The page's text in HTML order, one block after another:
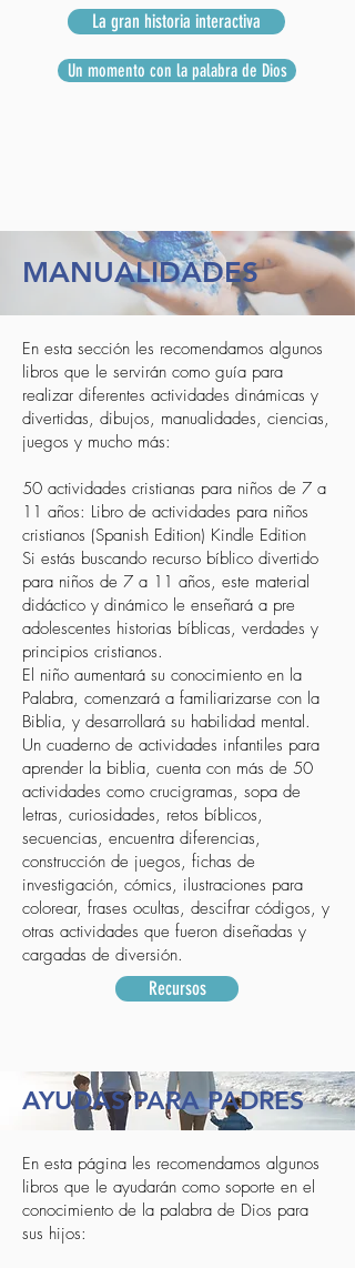
La gran historia interactiva
Un momento con la palabra de Dios
MANUALIDADES
En esta sección les recomendamos algunos
libros que le servirán como guía para
realizar diferentes actividades dinámicas y
divertidas, dibujos, manualidades, ciencias,
juegos y mucho más:
50 actividades cristianas para niños de 7 a
11 años: Libro de actividades para niños
cristianos (Spanish Edition) Kindle Edition
Si estás buscando recurso bíblico divertido
para niños de 7 a 11 años, este material
didáctico y dinámico le enseñará a pre
adolescentes historias bíblicas, verdades y
principios cristianos.
El niño aumentará su conocimiento en la
Palabra, comenzará a familiarizarse con la
Biblia, y desarrollará su habilidad mental.
Un cuaderno de actividades infantiles para
aprender la biblia, cuenta con más de 50
actividades como crucigramas, sopa de
letras, curiosidades, retos bíblicos,
secuencias, encuentra diferencias,
construcción de juegos, fichas de
investigación, cómics, ilustraciones para
colorear, frases ocultas, descifrar códigos, y
otras actividades que fueron diseñadas y
cargadas de diversión.
Recursos
AYUDAS PARA PADRES
En esta página les recomendamos algunos
libros que le ayudarán como soporte en el
conocimiento de la palabra de Dios para
sus hijos: